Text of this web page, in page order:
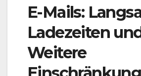
E-Mails:
Ladezeiten
Weitere